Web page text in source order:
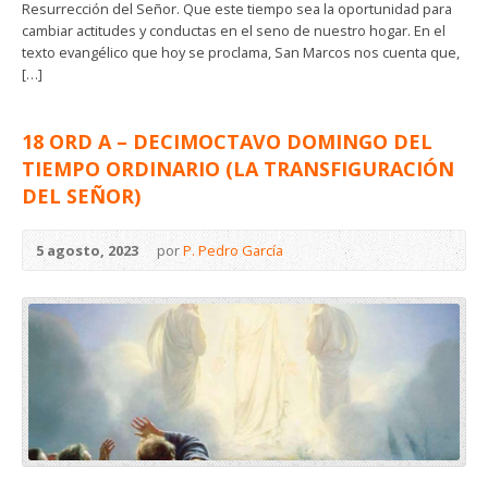
Resurrección del Señor. Que este tiempo sea la oportunidad para
cambiar actitudes y conductas en el seno de nuestro hogar. En el
texto evangélico que hoy se proclama, San Marcos nos cuenta que,
[…]
18 ORD A – DECIMOCTAVO DOMINGO DEL
TIEMPO ORDINARIO (LA TRANSFIGURACIÓN
DEL SEÑOR)
5 agosto, 2023 porP. Pedro García